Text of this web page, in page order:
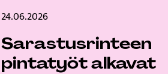
24.06.2026
Sarastusrinteen
pintatyöt alkavat